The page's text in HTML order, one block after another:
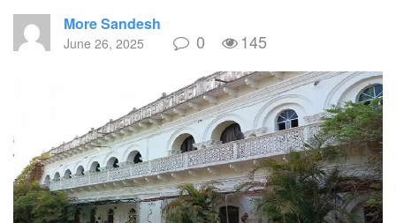
More Sandesh
June 26, 2025 0 145